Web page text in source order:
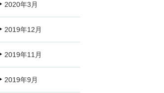
2020年3月
2019年12月
2019年11月
2019年9月